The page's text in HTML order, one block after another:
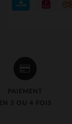
PAIEMENT
EN 3 OU 4 FOIS